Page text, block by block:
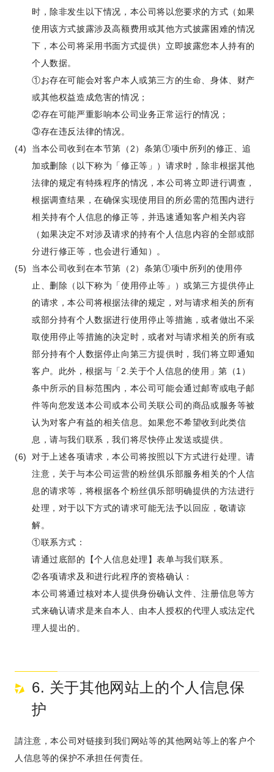
时，除非发生以下情况，本公司将以您要求的方式（如果
使用该方式披露涉及高额费用或其他方式披露困难的情况
下，本公司将采用书面方式提供）立即披露您本人持有的
个人数据。
①お存在可能会对客户本人或第三方的生命、身体、财产
或其他权益造成危害的情况；
②存在可能严重影响本公司业务正常运行的情况；
③存在违反法律的情况。
当本公司收到在本节第（2）条第①项中所列的修正、追
加或删除（以下称为「修正等」）请求时，除非根据其他
法律的规定有特殊程序的情况，本公司将立即进行调查，
根据调查结果，在确保实现使用目的所必需的范围内进行
相关持有个人信息的修正等，并迅速通知客户相关内容
（如果决定不对涉及请求的持有个人信息内容的全部或部
分进行修正等，也会进行通知）。
当本公司收到在本节第（2）条第①项中所列的使用停
止、删除（以下称为「使用停止等」）或第三方提供停止
的请求，本公司将根据法律的规定，对与请求相关的所有
或部分持有个人数据进行使用停止等措施，或者做出不采
取使用停止等措施的决定时，或者对与请求相关的所有或
部分持有个人数据停止向第三方提供时，我们将立即通知
客户。此外，根据与「2.关于个人信息的使用」第（1）
条中所示的目标范围内，本公司可能会通过邮寄或电子邮
件等向您发送本公司或本公司关联公司的商品或服务等被
认为对客户有益的相关信息。如果您不希望收到此类信
息，请与我们联系，我们将尽快停止发送或提供。
对于上述各项请求，本公司将按照以下方式进行处理。请
注意，关于与本公司运营的粉丝俱乐部服务相关的个人信
息的请求等，将根据各个粉丝俱乐部明确提供的方法进行
处理，对于以下方式的请求可能无法予以回应，敬请谅
解。
①联系方式：
请通过底部的【个人信息处理】表单与我们联系。
②各项请求及和进行此程序的资格确认：
本公司将通过核对本人提供身份确认文件、注册信息等方
式来确认请求是来自本人、由本人授权的代理人或法定代
理人提出的。
6. 关于其他网站上的个人信息保
护
請注意，本公司对链接到我们网站等的其他网站等上的客户个
人信息等的保护不承担任何责任。